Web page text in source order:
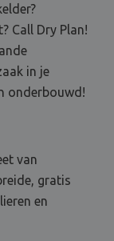
Call Dry Plan!
in je
onderbouwd!
van
gratis
en